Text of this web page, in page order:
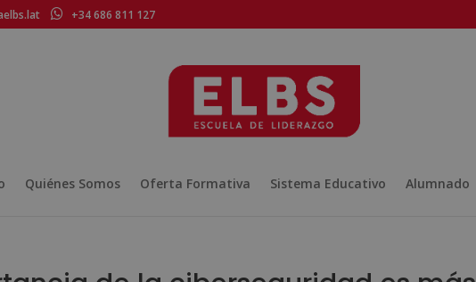
+34 686 811 127
Quiénes Somos Oferta Formativa Sistema Educativo Alumnado